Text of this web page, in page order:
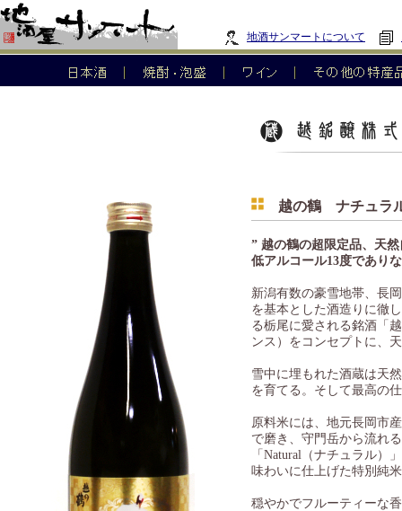
地酒サンマートについて
越の鶴 ナチュラ
” 越の鶴の超限定品、天
低アルコール13度であり
新潟有数の豪雪地帯、長
を基本とした酒造りに徹
る栃尾に愛される銘酒「
ンス）をコンセプトに、
雪中に埋もれた酒蔵は天
を育てる。そして最高の
原料米には、地元長岡市
で磨き、守門岳から流れ
「Natural（ナチュラル）
味わいに仕上げた特別純
穏やかでフルーティーな